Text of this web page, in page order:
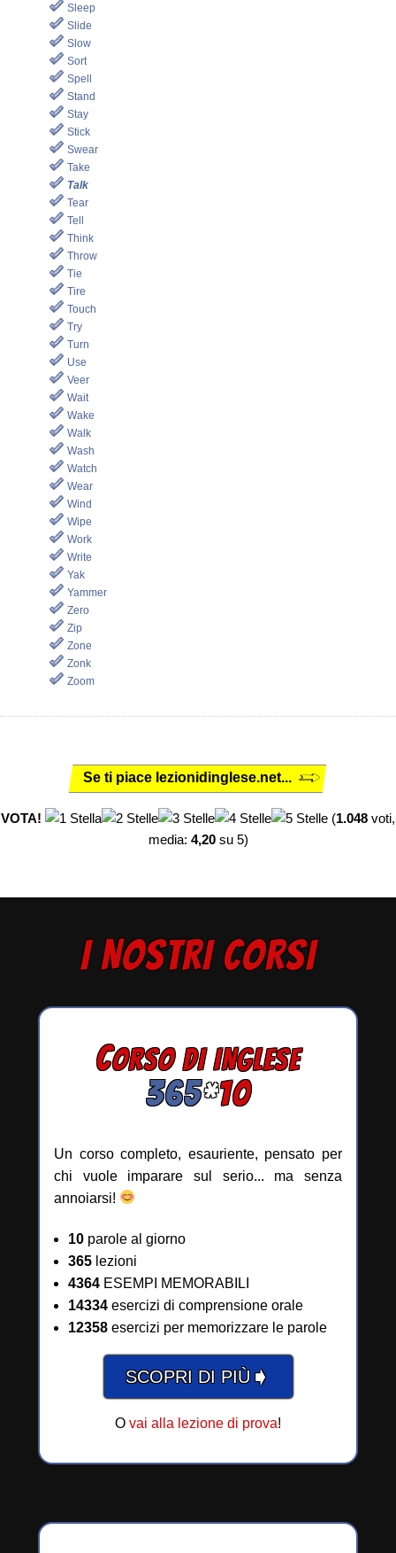
Sleep
Slide
Slow
Sort
Spell
Stand
Stay
Stick
Swear
Take
Talk
Tear
Tell
Think
Throw
Tie
Tire
Touch
Try
Turn
Use
Veer
Wait
Wake
Walk
Wash
Watch
Wear
Wind
Wipe
Work
Write
Yak
Yammer
Zero
Zip
Zone
Zonk
Zoom
Se ti piace lezionidinglese.net...
VOTA! (1.048 voti,
media: 4,20su 5)
I NOSTRI CORSI
CORSO DI INGLESE
365*10
Un corso completo, esauriente, pensato per
chi vuole imparare sul serio... ma senza
annoiarsi!
10 parole al giorno
365 lezioni
4364 ESEMPI MEMORABILI
14334 esercizi di comprensione orale
12358 esercizi per memorizzare le parole
SCOPRI DI PIÙ➧
O vai alla lezione di prova!